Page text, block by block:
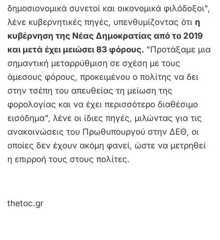
δημοσιονομικά συνετοί και οικονομικά φιλόδοξοι",
λένε κυβερνητικές πηγές, υπενθυμίζοντας ότι η
κυβέρνηση της Νέας Δημοκρατίας από το 2019
και μετά έχει μειώσει 83 φόρους. "Προτάξαμε μια
σημαντική μεταρρύθμιση σε σχέση με τους
άμεσους φόρους, προκειμένου ο πολίτης να δει
στην τσέπη του απευθείας τη μείωση της
φορολογίας και να έχει περισσότερο διαθέσιμο
εισόδημα", λένε οι ίδιες πηγές, μιλώντας για τις
ανακοινώσεις του Πρωθυπουργού στην ΔΕΘ, οι
οποίες δεν έχουν ακόμη φανεί, ώστε να μετρηθεί
η επιρροή τους στους πολίτες.
thetoc.gr